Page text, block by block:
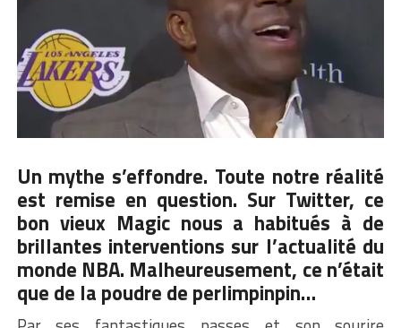
Un mythe s’effondre. Toute notre réalité
est remise en question. Sur Twitter, ce
bon vieux Magic nous a habitués à de
brillantes interventions sur l’actualité du
monde NBA. Malheureusement, ce n’était
que de la poudre de perlimpinpin…